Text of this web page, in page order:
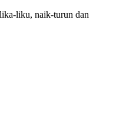
liku, naik-turun dan